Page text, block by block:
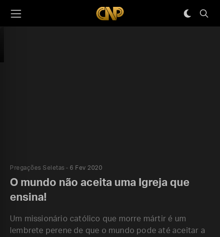
Pregações Seletas 6 Fev 2020
O mundo não aceita uma Igreja que
ensina!
Um missionário católico que morre mártir é um
lembrete perene de que o mundo pode até aceitar a